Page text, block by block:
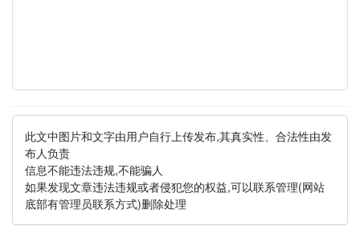
此文中图片和文字由用户自行上传发布,其真实性、合法性由发
布人负责
信息不能违法违规,不能骗人
如果发现文章违法违规或者侵犯您的权益,可以联系管理(网站
底部有管理员联系方式)删除处理